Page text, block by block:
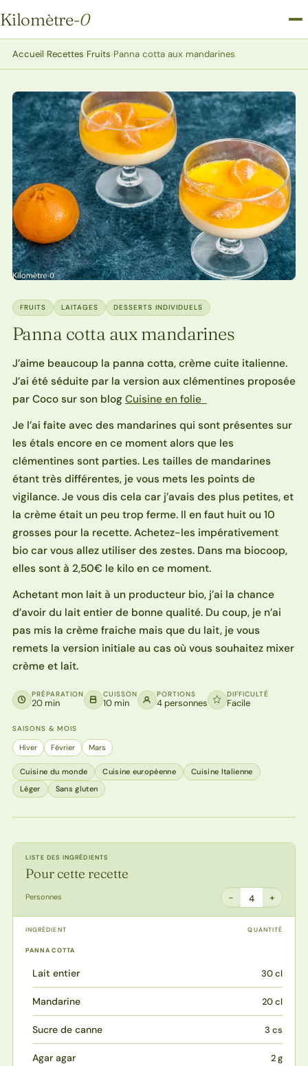
Kilomètre-0
Kilomètre-0
Accueil›Recettes›Fruits›Panna cotta aux mandarines
FRUITS LAITAGES DESSERTS INDIVIDUELS
Panna cotta aux mandarines
J’aime beaucoup la panna cotta, crème cuite italienne.
J’ai été séduite par la version aux clémentines proposée
par Coco sur son blog Cuisine en folie
Je l’ai faite avec des mandarines qui sont présentes sur
les étals encore en ce moment alors que les
clémentines sont parties. Les tailles de mandarines
étant très différentes, je vous mets les points de
vigilance. Je vous dis cela car j’avais des plus petites, et
la crème était un peu trop ferme. Il en faut huit ou 10
grosses pour la recette. Achetez-les impérativement
bio car vous allez utiliser des zestes. Dans ma biocoop,
elles sont à 2,50€ le kilo en ce moment.
Achetant mon lait à un producteur bio, j’ai la chance
d’avoir du lait entier de bonne qualité. Du coup, je n’ai
pas mis la crème fraiche mais que du lait, je vous
remets la version initiale au cas où vous souhaitez mixer
crème et lait.
PRÉPARATION
20 min
CUISSON
10 min
PORTIONS
4 personnes
DIFFICULTÉ
Facile
SAISONS & MOIS
Hiver Février Mars
Cuisine du monde Cuisine européenne
Cuisine Italienne
Léger
Sans gluten
LISTE DES INGRÉDIENTS
Pour cette recette
Personnes − 4 +
INGRÉDIENT QUANTITÉ
PANNA COTTA
Lait entier 30 cl
Mandarine 20 cl
Sucre de canne 3 cs
Agar agar 2 g